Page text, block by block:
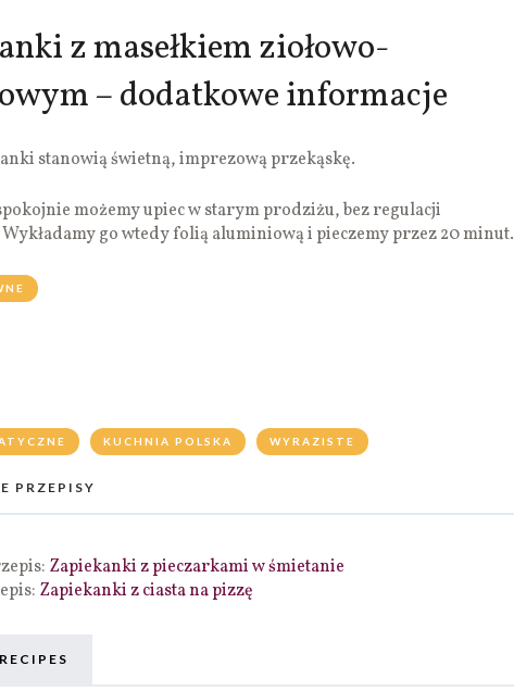
z masełkiem ziołowo-
– dodatkowe informacje
stanowią świetną, imprezową przekąskę.
możemy upiec w starym prodziżu, bez regulacji
go wtedy folią aluminiową i pieczemy przez 20 minut.
KUCHNIA POLSKA WYRAZISTE
PRZEPISY
Zapiekanki z pieczarkami w śmietanie
Zapiekanki z ciasta na pizzę